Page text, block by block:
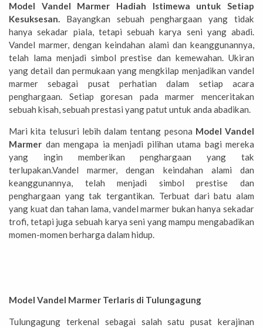
Model Vandel Marmer Hadiah Istimewa untuk Setiap
Kesuksesan. Bayangkan sebuah penghargaan yang tidak
hanya sekadar piala, tetapi sebuah karya seni yang abadi.
Vandel marmer, dengan keindahan alami dan keanggunannya,
telah lama menjadi simbol prestise dan kemewahan. Ukiran
yang detail dan permukaan yang mengkilap menjadikan vandel
marmer sebagai pusat perhatian dalam setiap acara
penghargaan. Setiap goresan pada marmer menceritakan
sebuah kisah, sebuah prestasi yang patut untuk anda abadikan.
Mari kita telusuri lebih dalam tentang pesona Model Vandel
Marmer dan mengapa ia menjadi pilihan utama bagi mereka
yang ingin memberikan penghargaan yang tak
terlupakan.Vandel marmer, dengan keindahan alami dan
keanggunannya, telah menjadi simbol prestise dan
penghargaan yang tak tergantikan. Terbuat dari batu alam
yang kuat dan tahan lama, vandel marmer bukan hanya sekadar
trofi, tetapi juga sebuah karya seni yang mampu mengabadikan
momen-momen berharga dalam hidup.
Model Vandel Marmer Terlaris di Tulungagung
Tulungagung terkenal sebagai salah satu pusat kerajinan